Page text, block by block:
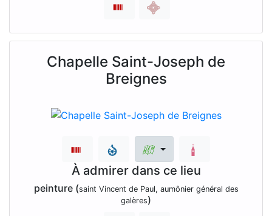
Chapelle Saint-Joseph de
Breignes
À admirer dans ce lieu
peinture (saint Vincent de Paul, aumônier général des
galères)